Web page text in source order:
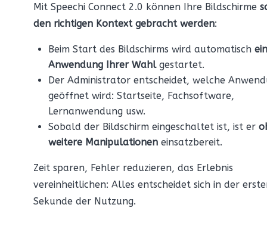
Mit Speechi Connect 2.0 können Ihre Bildschirme
den richtigen Kontext gebracht werden:
Beim Start des Bildschirms wird automatisch
Anwendung Ihrer Wahlgestartet.
Der Administrator entscheidet, welche
geöffnet wird: Startseite, Fachsoftware,
Lernanwendung usw.
Sobald der Bildschirm eingeschaltet ist, ist er
weitere Manipulationen einsatzbereit.
Zeit sparen, Fehler reduzieren, das Erlebnis
vereinheitlichen: Alles entscheidet sich in der
Sekunde der Nutzung.